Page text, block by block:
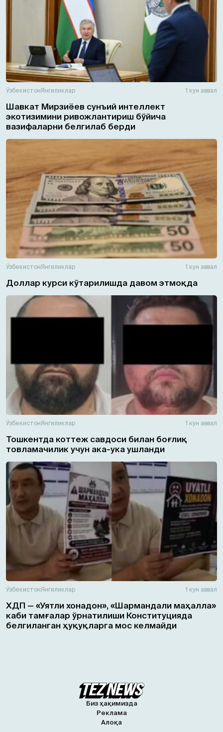
ЎзбекистонЯнгиликлар 1 кун аввал
Шавкат Мирзиёев сунъий интеллект
экотизимини ривожлантириш бўйича
вазифаларни белгилаб берди
ЎзбекистонЯнгиликлар 1 кун аввал
Доллар курси кўтарилишда давом этмоқда
ЎзбекистонЯнгиликлар 1 кун аввал
Тошкентда коттеж савдоси билан боғлиқ
товламачилик учун ака-ука ушланди
ЎзбекистонЯнгиликлар 1 кун аввал
ХДП — «Уятли хонадон», «Шармандали маҳалла»
каби тамғалар ўрнатилиши Конституцияда
белгиланган ҳуқуқларга мос келмайди
Биз ҳақимизда
Реклама
Алоқа